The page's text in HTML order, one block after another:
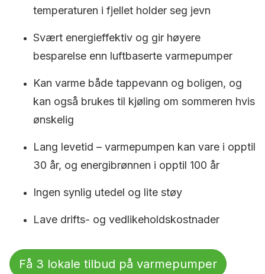
temperaturen i fjellet holder seg jevn
Svært energieffektiv og gir høyere
besparelse enn luftbaserte varmepumper
Kan varme både tappevann og boligen, og
kan også brukes til kjøling om sommeren hvis
ønskelig
Lang levetid – varmepumpen kan vare i opptil
30 år, og energibrønnen i opptil 100 år
Ingen synlig utedel og lite støy
Lave drifts- og vedlikeholdskostnader
Få 3 lokale tilbud på varmepumper